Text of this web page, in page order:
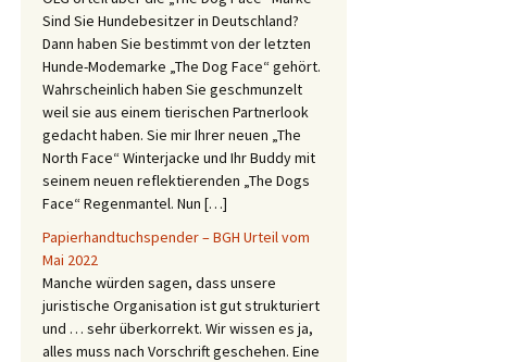
Sind Sie Hundebesitzer in Deutschland?
Dann haben Sie bestimmt von der letzten
Hunde-Modemarke „The Dog Face“ gehört.
Wahrscheinlich haben Sie geschmunzelt
weil sie aus einem tierischen Partnerlook
gedacht haben. Sie mir Ihrer neuen „The
North Face“ Winterjacke und Ihr Buddy mit
seinem neuen reflektierenden „The Dogs
Face“ Regenmantel. Nun […]
Papierhandtuchspender – BGH Urteil vom
Mai 2022
Manche würden sagen, dass unsere
juristische Organisation ist gut strukturiert
und … sehr überkorrekt. Wir wissen es ja,
alles muss nach Vorschrift geschehen. Eine